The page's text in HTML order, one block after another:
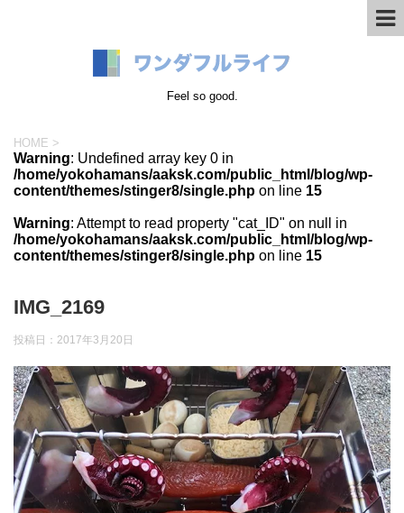
Feel so good.
HOME >
Warning: Undefined array key 0 in
/home/yokohamans/aaksk.com/public_html/blog/wp-
content/themes/stinger8/single.php on line 15
Warning: Attempt to read property "cat_ID" on null in
/home/yokohamans/aaksk.com/public_html/blog/wp-
content/themes/stinger8/single.php on line 15
IMG_2169
投稿日： 2017年3月20日